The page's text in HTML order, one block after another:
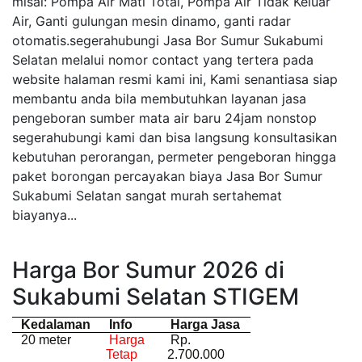
Air, Ganti gulungan mesin dinamo, ganti radar
otomatis.segerahubungi Jasa Bor Sumur Sukabumi
Selatan melalui nomor contact yang tertera pada
website halaman resmi kami ini, Kami senantiasa siap
membantu anda bila membutuhkan layanan jasa
pengeboran sumber mata air baru 24jam nonstop
segerahubungi kami dan bisa langsung konsultasikan
kebutuhan perorangan, permeter pengeboran hingga
paket borongan percayakan biaya Jasa Bor Sumur
Sukabumi Selatan sangat murah sertahemat
biayanya...
Harga Bor Sumur 2026 di
Sukabumi Selatan STIGEM
Kedalaman Info
Harga Jasa
20 meter
Harga
Tetap
Rp.
2.700.000